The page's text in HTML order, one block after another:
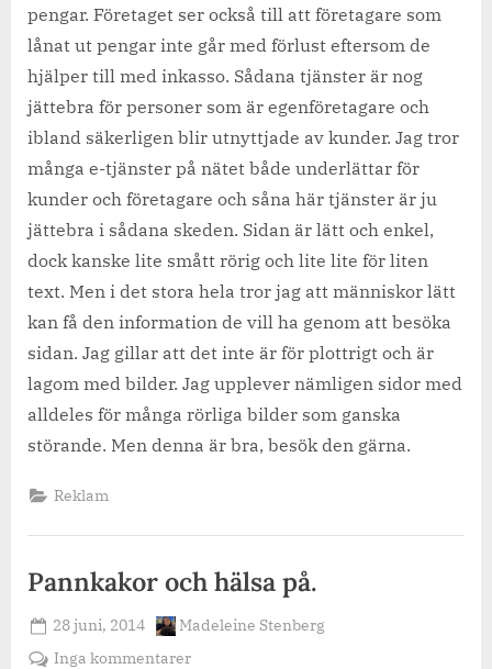
pengar. Företaget ser också till att företagare som
lånat ut pengar inte går med förlust eftersom de
hjälper till med inkasso. Sådana tjänster är nog
jättebra för personer som är egenföretagare och
ibland säkerligen blir utnyttjade av kunder. Jag tror
många e-tjänster på nätet både underlättar för
kunder och företagare och såna här tjänster är ju
jättebra i sådana skeden. Sidan är lätt och enkel,
dock kanske lite smått rörig och lite lite för liten
text. Men i det stora hela tror jag att människor lätt
kan få den information de vill ha genom att besöka
sidan. Jag gillar att det inte är för plottrigt och är
lagom med bilder. Jag upplever nämligen sidor med
alldeles för många rörliga bilder som ganska
störande. Men denna är bra, besök den gärna.
Reklam
Pannkakor och hälsa på.
Posted
on
28 juni, 2014 By
Madeleine Stenberg
Inga kommentarertill